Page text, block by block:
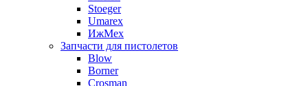
Stoeger
Umarex
ИжМех
Запчасти для пистолетов
Blow
Borner
Crosman